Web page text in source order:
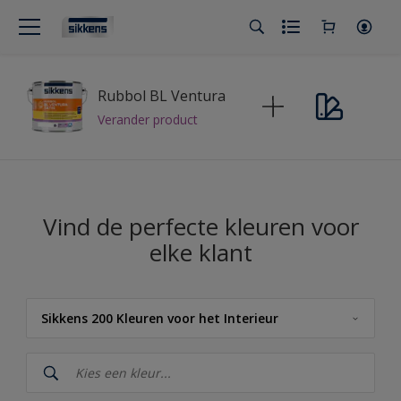
Rubbol BL Ventura
Verander product
Vind de perfecte kleuren voor
elke klant
Sikkens 200 Kleuren voor het Interieur
Sikkens